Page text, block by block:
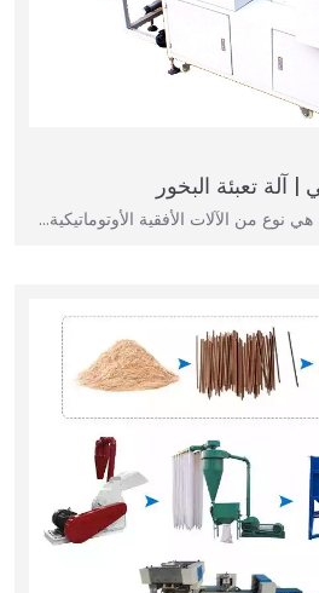
| آلة تعبئة البخور
هي نوع من الآلات الأفقية الأوتوماتيكية…